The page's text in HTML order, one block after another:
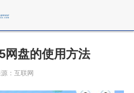
网盘的使用方法
：互联网